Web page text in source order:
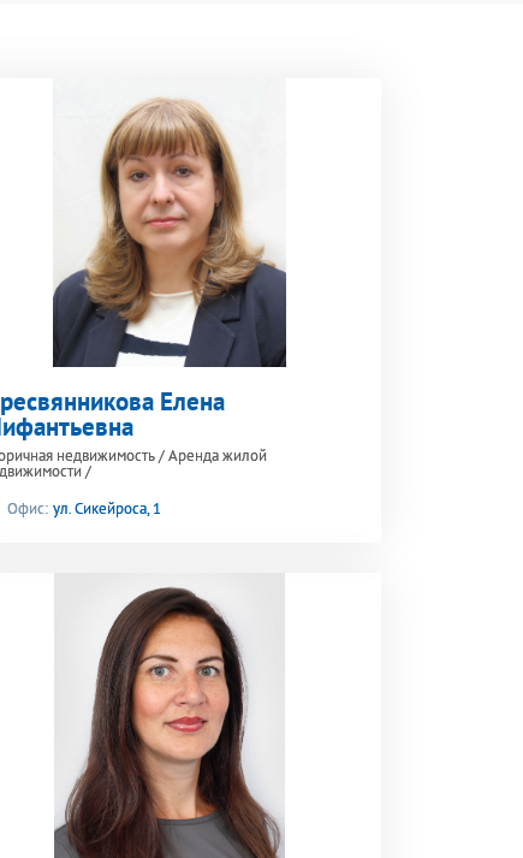
Елена
недвижимость/Аренда жилой
/
Офис: ул. Сикейроса, 1